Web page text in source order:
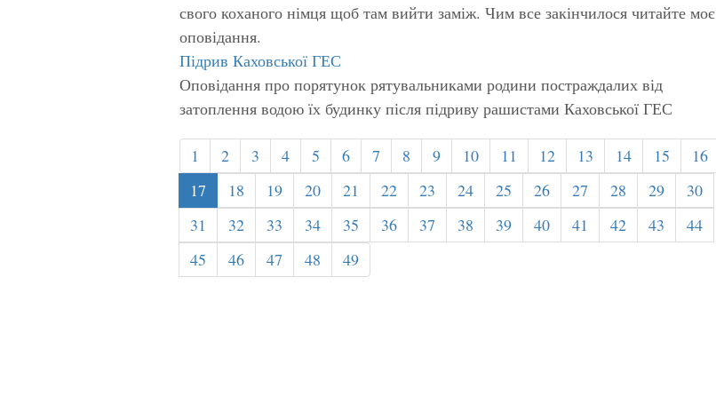
свого коханого німця щоб там вийти заміж. Чим все закінчилося читайте моє
оповідання.
Підрив Каховської ГЕС
Оповідання про порятунок рятувальниками родини постраждалих від
затоплення водою їх будинку після підриву рашистами Каховської ГЕС
1 2 3 4 5 6 7 8 9 10 11 12 13 14 15
16
17
18 19 20 21 22 23 24 25 26 27 28 29
30
31
32 33 34 35 36 37 38 39 40 41 42 43
44
45
46 47 48 49